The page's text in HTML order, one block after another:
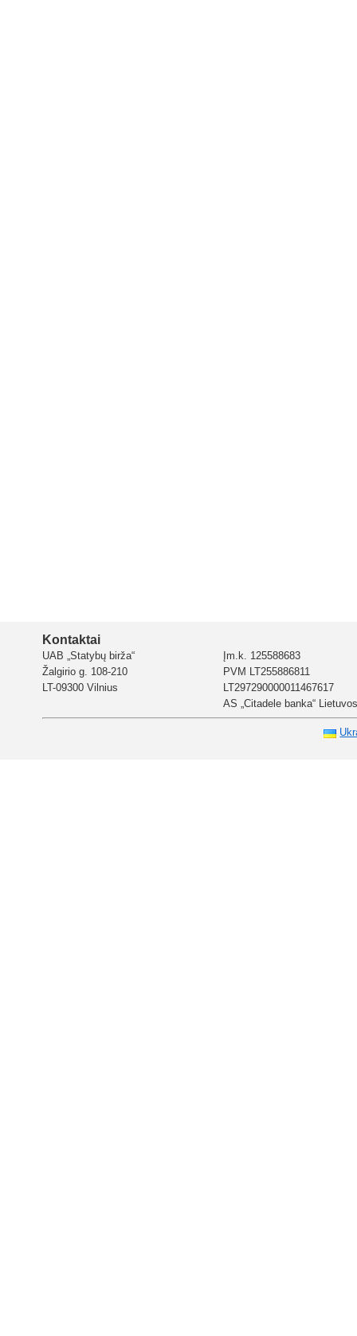
Kontaktai
UAB „Statybų birža“
Žalgirio g. 108-210
LT-09300 Vilnius
Įm.k. 125588683
PVM LT255886811
LT297290000011467617
AS „Citadele banka“